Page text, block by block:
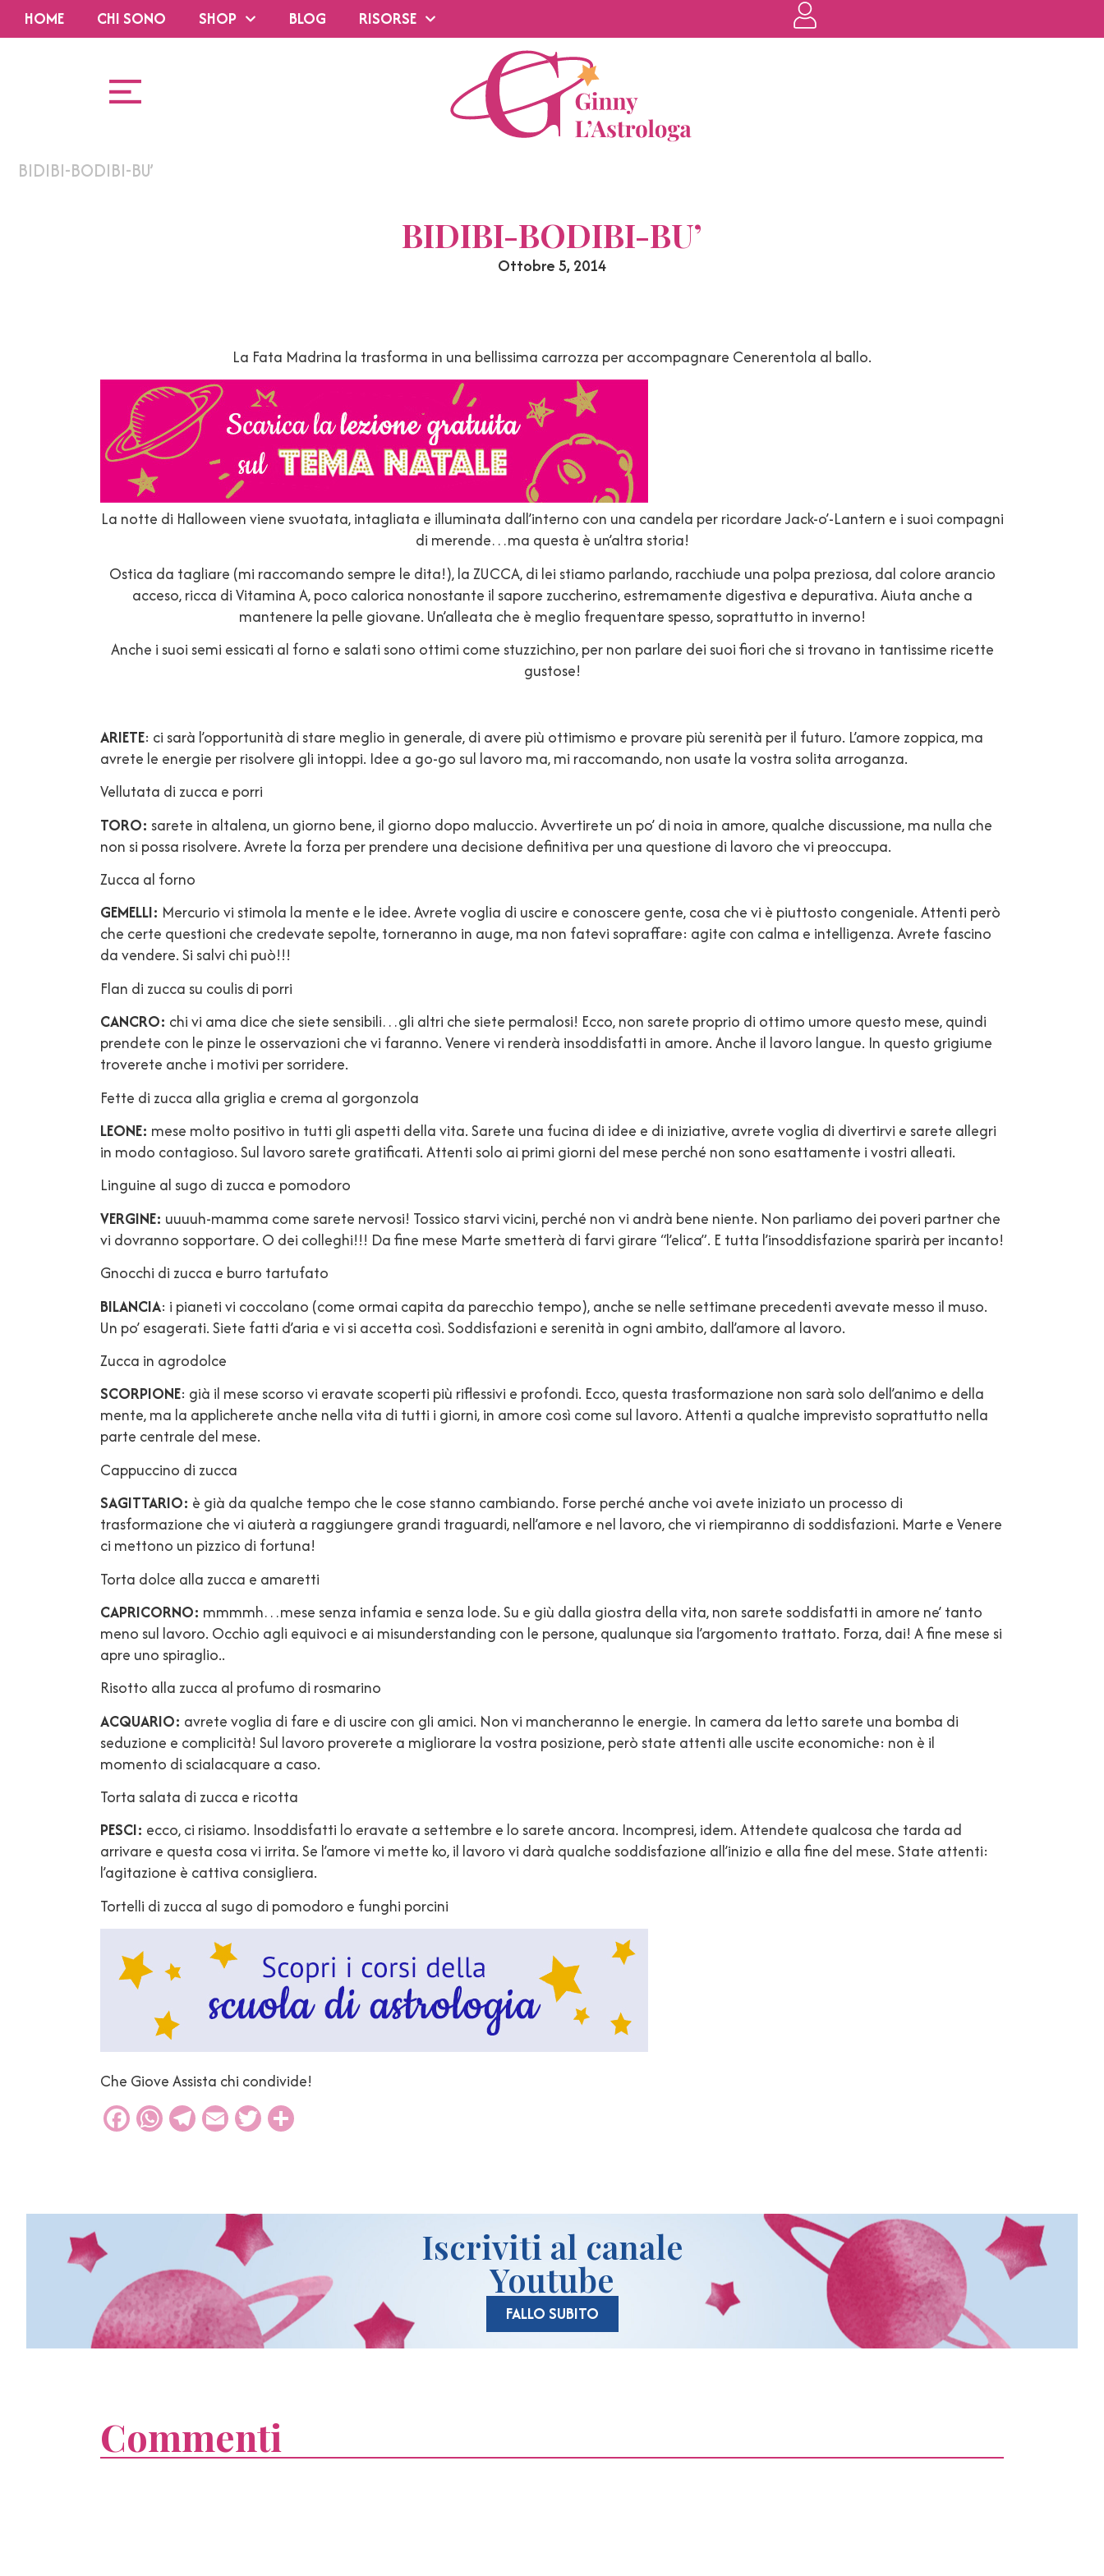
HOME CHI SONO SHOP BLOG RISORSE
BIDIBI-BODIBI-BU’
BIDIBI-BODIBI-BU’
Ottobre 5, 2014
La Fata Madrina la trasforma in una bellissima carrozza per accompagnare Cenerentola al ballo.
La notte di Halloween viene svuotata, intagliata e illuminata dall’interno con una candela per ricordare Jack-o’-Lantern e i suoi compagni
di merende…ma questa è un’altra storia!
Ostica da tagliare (mi raccomando sempre le dita!), la ZUCCA, di lei stiamo parlando, racchiude una polpa preziosa, dal colore arancio
acceso, ricca di Vitamina A, poco calorica nonostante il sapore zuccherino, estremamente digestiva e depurativa. Aiuta anche a
mantenere la pelle giovane. Un’alleata che è meglio frequentare spesso, soprattutto in inverno!
Anche i suoi semi essicati al forno e salati sono ottimi come stuzzichino, per non parlare dei suoi fiori che si trovano in tantissime ricette
gustose!
ARIETE: ci sarà l’opportunità di stare meglio in generale, di avere più ottimismo e provare più serenità per il futuro. L’amore zoppica, ma
avrete le energie per risolvere gli intoppi. Idee a go-go sul lavoro ma, mi raccomando, non usate la vostra solita arroganza.
Vellutata di zucca e porri
TORO: sarete in altalena, un giorno bene, il giorno dopo maluccio. Avvertirete un po’ di noia in amore, qualche discussione, ma nulla che
non si possa risolvere. Avrete la forza per prendere una decisione definitiva per una questione di lavoro che vi preoccupa.
Zucca al forno
GEMELLI: Mercurio vi stimola la mente e le idee. Avrete voglia di uscire e conoscere gente, cosa che vi è piuttosto congeniale. Attenti però
che certe questioni che credevate sepolte, torneranno in auge, ma non fatevi sopraffare: agite con calma e intelligenza. Avrete fascino
da vendere. Si salvi chi può!!!
Flan di zucca su coulis di porri
CANCRO: chi vi ama dice che siete sensibili…gli altri che siete permalosi! Ecco, non sarete proprio di ottimo umore questo mese, quindi
prendete con le pinze le osservazioni che vi faranno. Venere vi renderà insoddisfatti in amore. Anche il lavoro langue. In questo grigiume
troverete anche i motivi per sorridere.
Fette di zucca alla griglia e crema al gorgonzola
LEONE: mese molto positivo in tutti gli aspetti della vita. Sarete una fucina di idee e di iniziative, avrete voglia di divertirvi e sarete allegri
in modo contagioso. Sul lavoro sarete gratificati. Attenti solo ai primi giorni del mese perché non sono esattamente i vostri alleati.
Linguine al sugo di zucca e pomodoro
VERGINE: uuuuh-mamma come sarete nervosi! Tossico starvi vicini, perché non vi andrà bene niente. Non parliamo dei poveri partner che
vi dovranno sopportare. O dei colleghi!!! Da fine mese Marte smetterà di farvi girare “l’elica”. E tutta l’insoddisfazione sparirà per incanto!
Gnocchi di zucca e burro tartufato
BILANCIA: i pianeti vi coccolano (come ormai capita da parecchio tempo), anche se nelle settimane precedenti avevate messo il muso.
Un po’ esagerati. Siete fatti d’aria e vi si accetta così. Soddisfazioni e serenità in ogni ambito, dall’amore al lavoro.
Zucca in agrodolce
SCORPIONE: già il mese scorso vi eravate scoperti più riflessivi e profondi. Ecco, questa trasformazione non sarà solo dell’animo e della
mente, ma la applicherete anche nella vita di tutti i giorni, in amore così come sul lavoro. Attenti a qualche imprevisto soprattutto nella
parte centrale del mese.
Cappuccino di zucca
SAGITTARIO: è già da qualche tempo che le cose stanno cambiando. Forse perché anche voi avete iniziato un processo di
trasformazione che vi aiuterà a raggiungere grandi traguardi, nell’amore e nel lavoro, che vi riempiranno di soddisfazioni. Marte e Venere
ci mettono un pizzico di fortuna!
Torta dolce alla zucca e amaretti
CAPRICORNO: mmmmh…mese senza infamia e senza lode. Su e giù dalla giostra della vita, non sarete soddisfatti in amore ne’ tanto
meno sul lavoro. Occhio agli equivoci e ai misunderstanding con le persone, qualunque sia l’argomento trattato. Forza, dai! A fine mese si
apre uno spiraglio..
Risotto alla zucca al profumo di rosmarino
ACQUARIO: avrete voglia di fare e di uscire con gli amici. Non vi mancheranno le energie. In camera da letto sarete una bomba di
seduzione e complicità! Sul lavoro proverete a migliorare la vostra posizione, però state attenti alle uscite economiche: non è il
momento di scialacquare a caso.
Torta salata di zucca e ricotta
PESCI: ecco, ci risiamo. Insoddisfatti lo eravate a settembre e lo sarete ancora. Incompresi, idem. Attendete qualcosa che tarda ad
arrivare e questa cosa vi irrita. Se l’amore vi mette ko, il lavoro vi darà qualche soddisfazione all’inizio e alla fine del mese. State attenti:
l’agitazione è cattiva consigliera.
Tortelli di zucca al sugo di pomodoro e funghi porcini
Che Giove Assista chi condivide!
Facebook
WhatsApp
Telegram
EmailTwitter
Iscriviti al canale
Youtube
FALLO SUBITO
Commenti